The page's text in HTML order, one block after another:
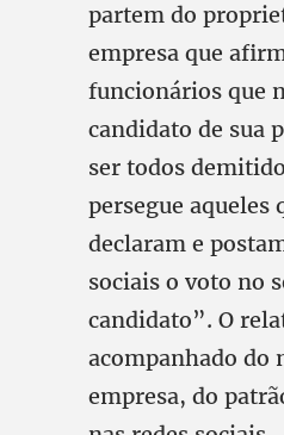
partem do
empresa que
funcionários que
candidato de sua
ser todos
persegue aqueles
declaram e
sociais o voto no
candidato”. O
acompanhado do
empresa, do